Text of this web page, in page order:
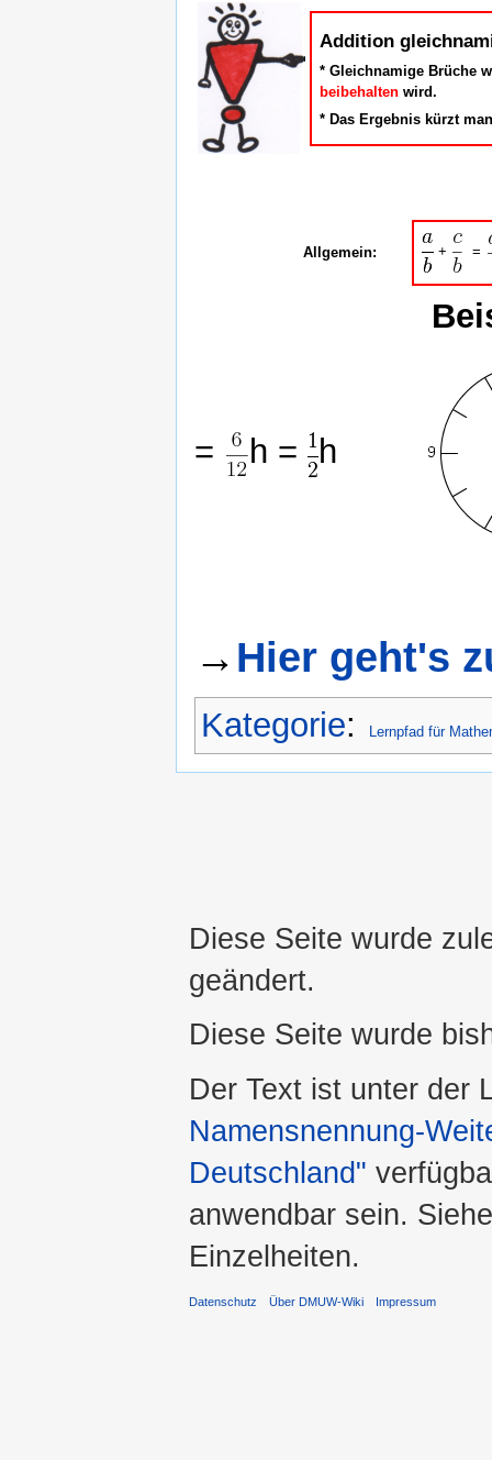
Addition
* Gleichnamige Brüche
beibehalten wird.
* Das Ergebnis kürzt
Allgemein: + =
= h = h
→ Hier geht's
Kategorie: Lernpfad für
Diese Seite wurde
geändert.
Diese Seite wurde
Der Text ist unter der
Namensnennung-
Deutschland"
anwendbar sein.
Einzelheiten.
Datenschutz Über DMUW-Wiki Impressum